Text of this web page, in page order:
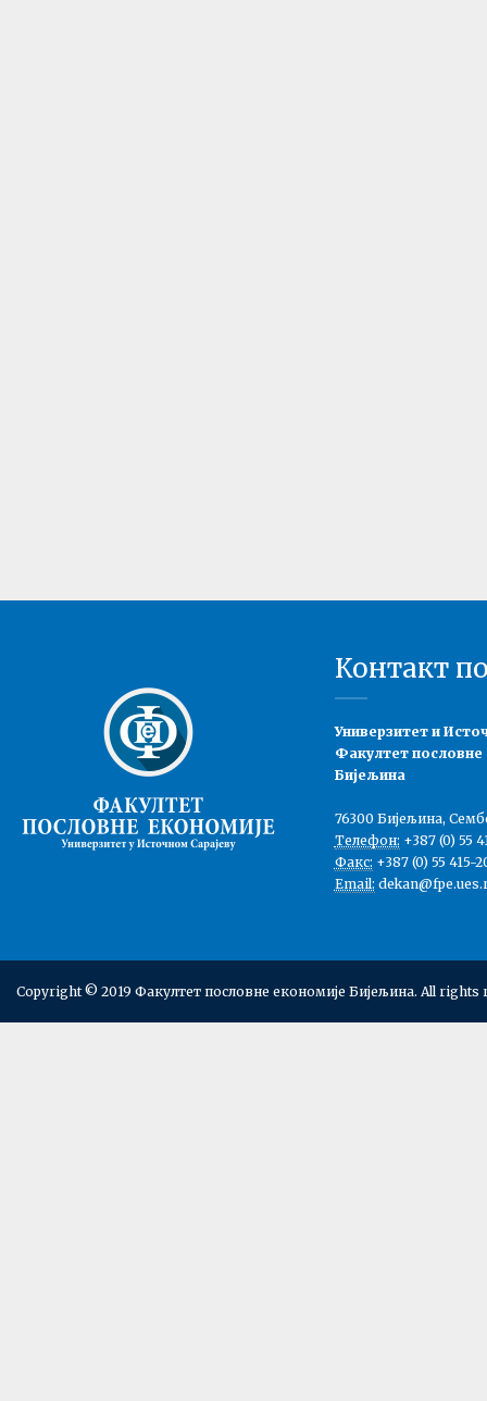
Контакт
Универзитет и
Факултет пословне
Бијељина
76300 Бијељина,
Телефон: +387 (0) 55
Факс: +387 (0) 55 415-
Email:
Copyright © 2019 Факултет пословне економије Бијељина. All rights